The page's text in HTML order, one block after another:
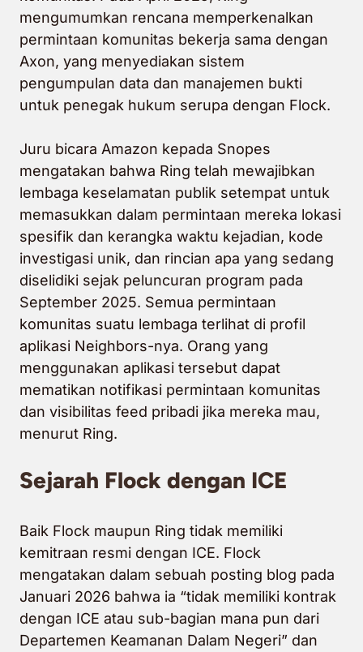
mengumumkan rencana memperkenalkan
permintaan komunitas bekerja sama dengan
Axon, yang menyediakan sistem
pengumpulan data dan manajemen bukti
untuk penegak hukum serupa dengan Flock.
Juru bicara Amazon kepada Snopes
mengatakan bahwa Ring telah mewajibkan
lembaga keselamatan publik setempat untuk
memasukkan dalam permintaan mereka lokasi
spesifik dan kerangka waktu kejadian, kode
investigasi unik, dan rincian apa yang sedang
diselidiki sejak peluncuran program pada
September 2025. Semua permintaan
komunitas suatu lembaga terlihat di profil
aplikasi Neighbors-nya. Orang yang
menggunakan aplikasi tersebut dapat
mematikan notifikasi permintaan komunitas
dan visibilitas feed pribadi jika mereka mau,
menurut Ring.
Sejarah Flock dengan ICE
Baik Flock maupun Ring tidak memiliki
kemitraan resmi dengan ICE. Flock
mengatakan dalam sebuah posting blog pada
Januari 2026 bahwa ia “tidak memiliki kontrak
dengan ICE atau sub-bagian mana pun dari
Departemen Keamanan Dalam Negeri” dan